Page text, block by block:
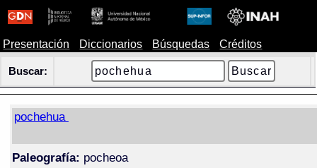
Presentación Diccionarios Búsquedas Créditos
Buscar:
pochehua
Paleografía: pocheoa